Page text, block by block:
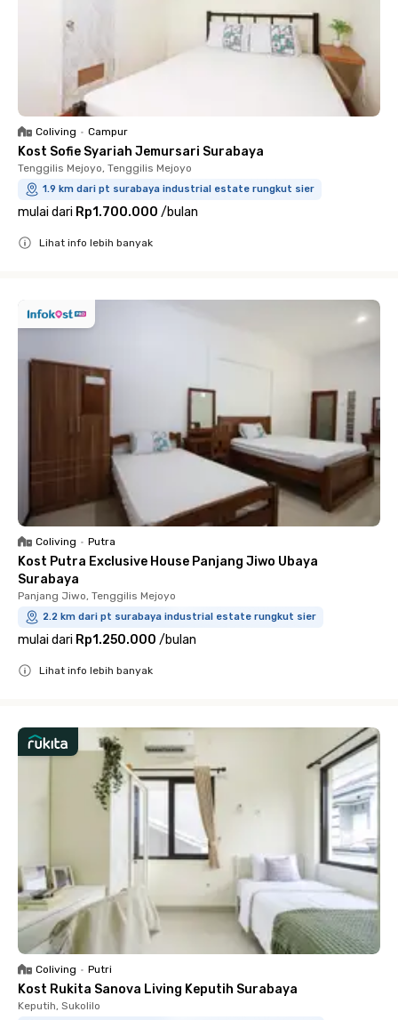
Coliving • Campur
Kost Sofie Syariah Jemursari Surabaya
Tenggilis Mejoyo, Tenggilis Mejoyo
1.9 km dari pt surabaya industrial estate rungkut sier
mulai dari Rp1.700.000 /bulan
Lihat info lebih banyak
Coliving • Putra
Kost Putra Exclusive House Panjang Jiwo Ubaya
Surabaya
Panjang Jiwo, Tenggilis Mejoyo
2.2 km dari pt surabaya industrial estate rungkut sier
mulai dari Rp1.250.000 /bulan
Lihat info lebih banyak
Coliving • Putri
Kost Rukita Sanova Living Keputih Surabaya
Keputih, Sukolilo